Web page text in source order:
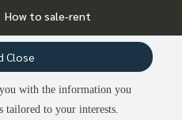
are viewing
How to sale-rent
Contact
with the information you
tailored to your interests.
Close